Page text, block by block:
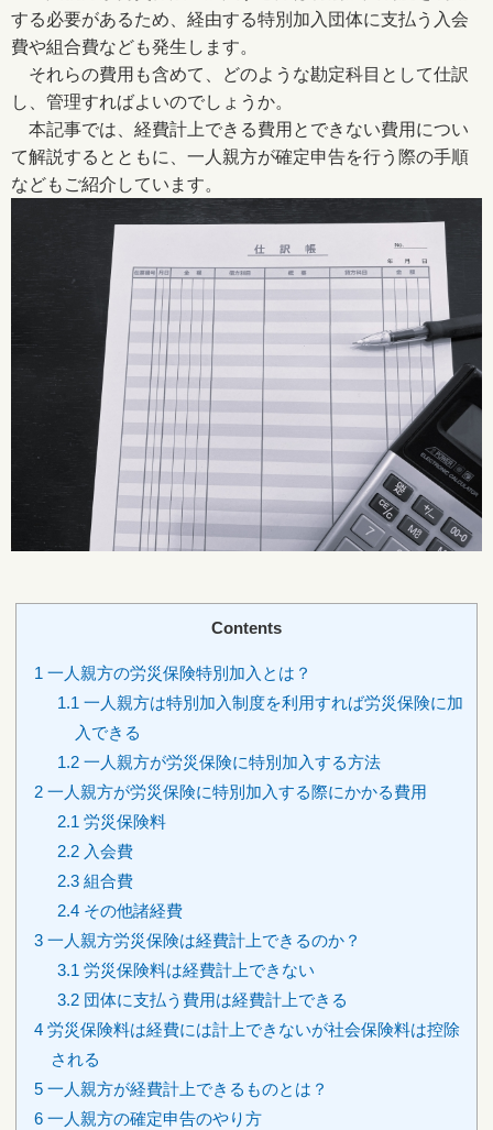
する必要があるため、経由する特別加入団体に支払う入会
費や組合費なども発生します。
それらの費用も含めて、どのような勘定科目として仕訳
し、管理すればよいのでしょうか。
本記事では、経費計上できる費用とできない費用につい
て解説するとともに、一人親方が確定申告を行う際の手順
などもご紹介しています。
Contents
1 一人親方の労災保険特別加入とは？
1.1 一人親方は特別加入制度を利用すれば労災保険に加
入できる
1.2 一人親方が労災保険に特別加入する方法
2 一人親方が労災保険に特別加入する際にかかる費用
2.1 労災保険料
2.2 入会費
2.3 組合費
2.4 その他諸経費
3 一人親方労災保険は経費計上できるのか？
3.1 労災保険料は経費計上できない
3.2 団体に支払う費用は経費計上できる
4 労災保険料は経費には計上できないが社会保険料は控除
される
5 一人親方が経費計上できるものとは？
6 一人親方の確定申告のやり方